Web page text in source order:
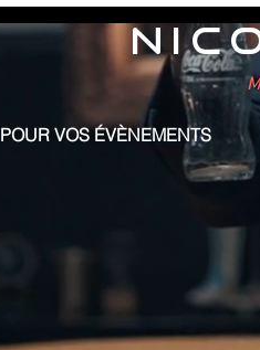
POUR VOS ÉVÈNEMENTS